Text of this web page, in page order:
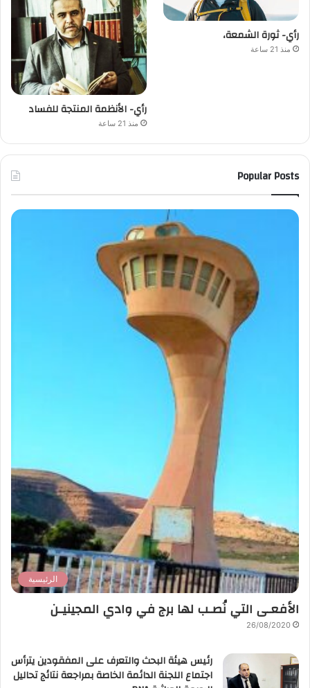
رأي- ثورة الشمعة،
منذ 21 ساعة
رأي- الأنظمة المنتجة للفساد
منذ 21 ساعة
Popular Posts
الرئيسية
الأفعـى التي نُصـب لها برج في وادي المجينيـن
26/08/2020
رئيس هيئة البحث والتعرف على المفقودين يترأس
اجتماع اللجنة الدائمة الخاصة بمراجعة نتائج تحاليل